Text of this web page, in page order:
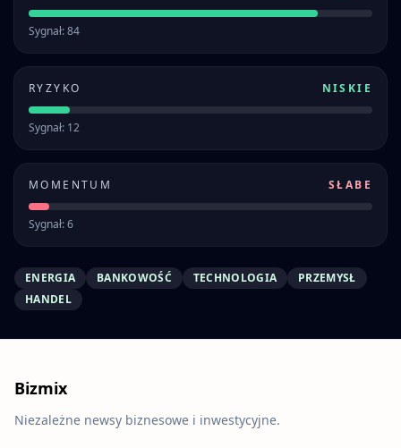
Sygnał: 84
RYZYKO NISKIE
Sygnał: 12
MOMENTUM SŁABE
Sygnał: 6
ENERGIA BANKOWOŚĆ TECHNOLOGIA
PRZEMYSŁ
HANDEL
Bizmix
Niezależne newsy biznesowe i inwestycyjne.